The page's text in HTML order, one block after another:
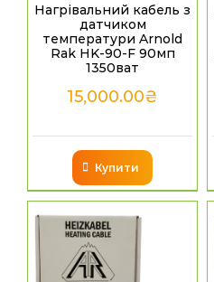
Нагрівальний кабель з
датчиком
температури Arnold
Rak HK-90-F 90мп
1350ват
15,000.00₴
Купити